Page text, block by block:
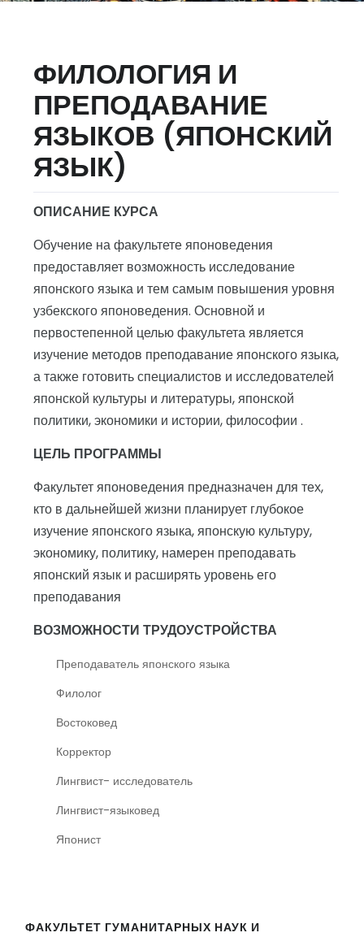
ФИЛОЛОГИЯ И
ПРЕПОДАВАНИЕ
ЯЗЫКОВ (ЯПОНСКИЙ
ЯЗЫК)
ОПИСАНИЕ КУРСА
Обучение на факультете японоведения
предоставляет возможность исследование
японского языка и тем самым повышения уровня
узбекского японоведения. Основной и
первостепенной целью факультета является
изучение методов преподавание японского языка,
а также готовить специалистов и исследователей
японской культуры и литературы, японской
политики, экономики и истории, философии .
ЦЕЛЬ ПРОГРАММЫ
Факультет японоведения предназначен для тех,
кто в дальнейшей жизни планирует глубокое
изучение японского языка, японскую культуру,
экономику, политику, намерен преподавать
японский язык и расширять уровень его
преподавания
ВОЗМОЖНОСТИ ТРУДОУСТРОЙСТВА
Преподаватель японского языка
Филолог
Востоковед
Корректор
Лингвист- исследователь
Лингвист-языковед
Японист
ФАКУЛЬТЕТ ГУМАНИТАРНЫХ НАУК И